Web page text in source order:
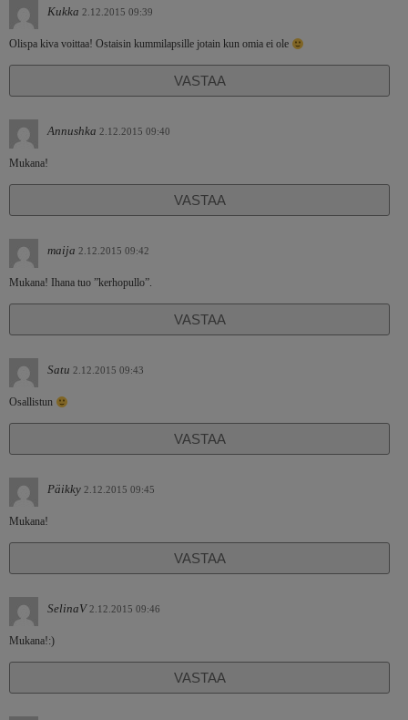
Kukka 2.12.2015 09:39
Olispa kiva voittaa! Ostaisin kummilapsille jotain kun omia ei ole
VASTAA
Annushka 2.12.2015 09:40
Mukana!
VASTAA
maija 2.12.2015 09:42
Mukana! Ihana tuo ”kerhopullo”.
VASTAA
Satu 2.12.2015 09:43
Osallistun
VASTAA
Päikky 2.12.2015 09:45
Mukana!
VASTAA
SelinaV 2.12.2015 09:46
Mukana!:)
VASTAA